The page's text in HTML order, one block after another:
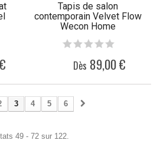
Tapis de salon
contemporain Velvet Flow
Wecon Home
Dès 89,00 €
3 4 5 6
49 - 72 sur 122.